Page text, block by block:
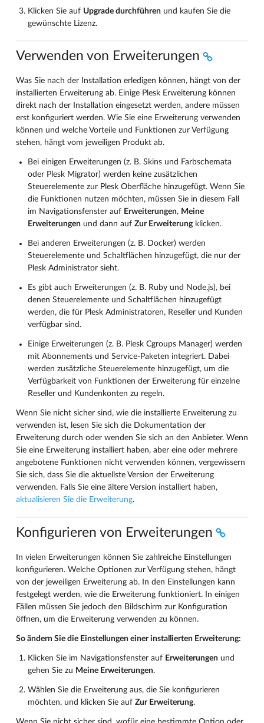
Klicken Sie auf Upgrade durchführen und kaufen Sie die
gewünschte Lizenz.
Verwenden von Erweiterungen
Was Sie nach der Installation erledigen können, hängt von der
installierten Erweiterung ab. Einige Plesk Erweiterung können
direkt nach der Installation eingesetzt werden, andere müssen
erst konfiguriert werden. Wie Sie eine Erweiterung verwenden
können und welche Vorteile und Funktionen zur Verfügung
stehen, hängt vom jeweiligen Produkt ab.
Bei einigen Erweiterungen (z. B. Skins und Farbschemata
oder Plesk Migrator) werden keine zusätzlichen
Steuerelemente zur Plesk Oberfläche hinzugefügt. Wenn Sie
die Funktionen nutzen möchten, müssen Sie in diesem Fall
im Navigationsfenster auf Erweiterungen, Meine
Erweiterungen und dann auf Zur Erweiterungklicken.
Bei anderen Erweiterungen (z. B. Docker) werden
Steuerelemente und Schaltflächen hinzugefügt, die nur der
Plesk Administrator sieht.
Es gibt auch Erweiterungen (z. B. Ruby und Node.js), bei
denen Steuerelemente und Schaltflächen hinzugefügt
werden, die für Plesk Administratoren, Reseller und Kunden
verfügbar sind.
Einige Erweiterungen (z. B. Plesk Cgroups Manager) werden
mit Abonnements und Service-Paketen integriert. Dabei
werden zusätzliche Steuerelemente hinzugefügt, um die
Verfügbarkeit von Funktionen der Erweiterung für einzelne
Reseller und Kundenkonten zu regeln.
Wenn Sie nicht sicher sind, wie die installierte Erweiterung zu
verwenden ist, lesen Sie sich die Dokumentation der
Erweiterung durch oder wenden Sie sich an den Anbieter. Wenn
Sie eine Erweiterung installiert haben, aber eine oder mehrere
angebotene Funktionen nicht verwenden können, vergewissern
Sie sich, dass Sie die aktuellste Version der Erweiterung
verwenden. Falls Sie eine ältere Version installiert haben,
aktualisieren Sie die Erweiterung.
Konfigurieren von Erweiterungen
In vielen Erweiterungen können Sie zahlreiche Einstellungen
konfigurieren. Welche Optionen zur Verfügung stehen, hängt
von der jeweiligen Erweiterung ab. In den Einstellungen kann
festgelegt werden, wie die Erweiterung funktioniert. In einigen
Fällen müssen Sie jedoch den Bildschirm zur Konfiguration
öffnen, um die Erweiterung verwenden zu können.
So ändern Sie die Einstellungen einer installierten Erweiterung:
Klicken Sie im Navigationsfenster auf Erweiterungen und
gehen Sie zu Meine Erweiterungen.
Wählen Sie die Erweiterung aus, die Sie konfigurieren
möchten, und klicken Sie auf Zur Erweiterung.